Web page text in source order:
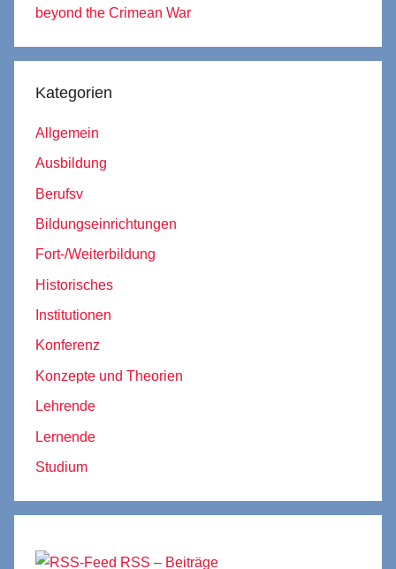
beyond the Crimean War
Kategorien
Allgemein
Ausbildung
Berufsv
Bildungseinrichtungen
Fort-/Weiterbildung
Historisches
Institutionen
Konferenz
Konzepte und Theorien
Lehrende
Lernende
Studium
RSS – Beiträge